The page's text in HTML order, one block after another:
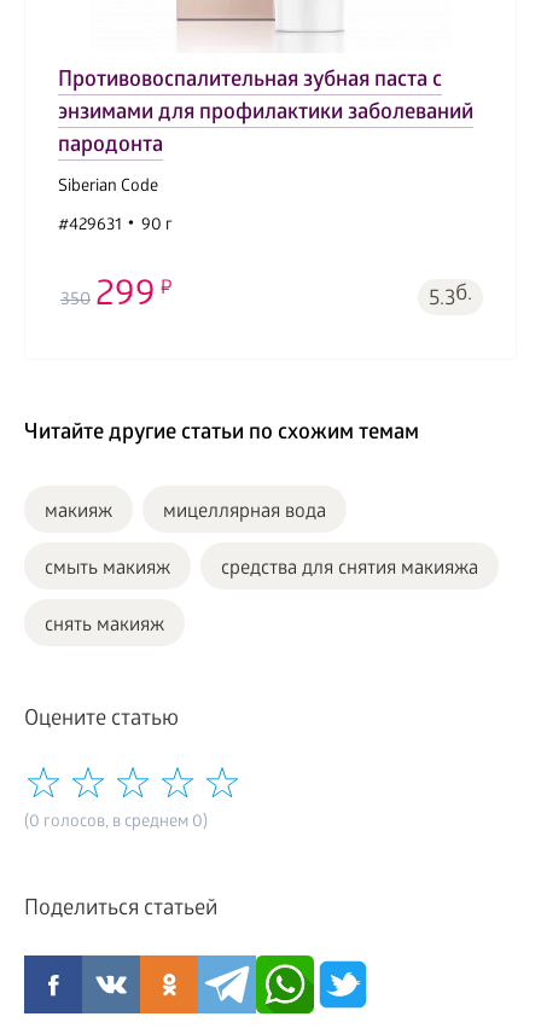
Противовоспалительная зубная паста с
энзимами для профилактики заболеваний
пародонта
Siberian Code
#429631
90 г
350 299 5.3б.
Читайте другие статьи по схожим темам
макияж мицеллярная вода
смыть макияж средства для снятия макияжа
снять макияж
Оцените статью
(0 голосов, в среднем 0)
Поделиться статьей